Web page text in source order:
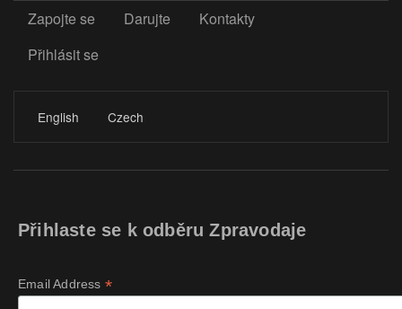
Zapojte se
Darujte
Kontakty
LOGIN
Přihlásit se
English Czech
Přihlaste se k odběru Zpravodaje
Email Address *